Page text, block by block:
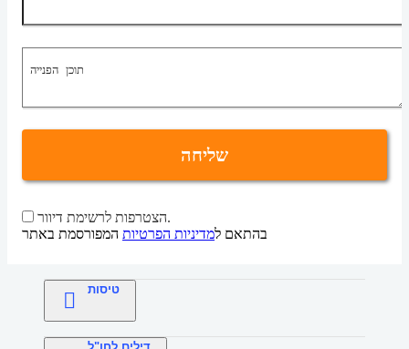
שליחה
הצטרפות לרשימת דיוור.
בהתאם למדיניות הפרטיות המפורסמת באתר
טיסות